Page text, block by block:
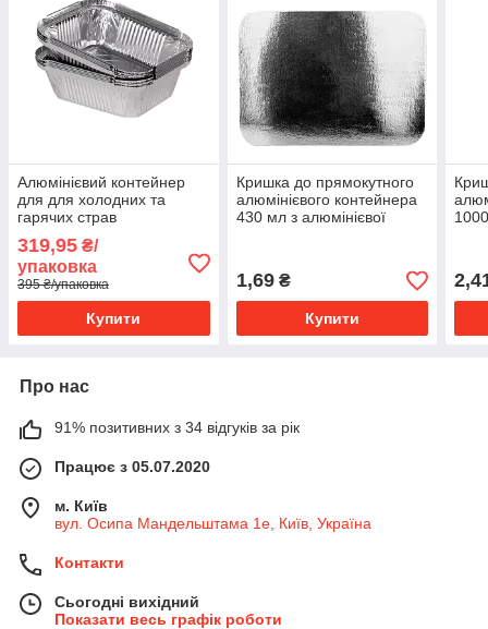
Алюмінієвий контейнер
для для холодних та
гарячих страв
(R46L)
319,95 ₴/
упаковка
395 ₴/упаковка
Купити
Кришка до прямокутного
алюмінієвого контейнера
430 мл з алюмінієвої
1,69₴
Купити
Про нас
91% позитивних з 34 відгуків за рік
Працює з 05.07.2020
м. Київ
вул. Осипа Мандельштама 1е, Київ, Україна
Контакти
Сьогодні вихідний
Показати весь графік роботи